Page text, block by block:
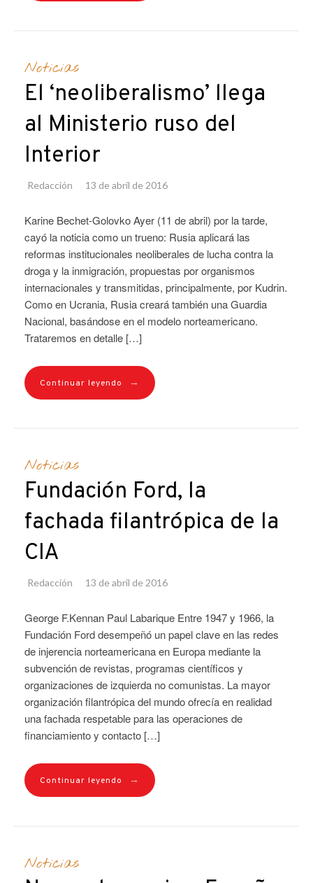
Noticias
El ‘neoliberalismo’ llega
al Ministerio ruso del
Interior
Redacción 13 de abril de 2016
Karine Bechet-Golovko Ayer (11 de abril) por la tarde,
cayó la noticia como un trueno: Rusia aplicará las
reformas institucionales neoliberales de lucha contra la
droga y la inmigración, propuestas por organismos
internacionales y transmitidas, principalmente, por Kudrin.
Como en Ucrania, Rusia creará también una Guardia
Nacional, basándose en el modelo norteamericano.
Trataremos en detalle […]
Continuar leyendo →
Noticias
Fundación Ford, la
fachada filantrópica de la
CIA
Redacción 13 de abril de 2016
George F.Kennan Paul Labarique Entre 1947 y 1966, la
Fundación Ford desempeñó un papel clave en las redes
de injerencia norteamericana en Europa mediante la
subvención de revistas, programas científicos y
organizaciones de izquierda no comunistas. La mayor
organización filantrópica del mundo ofrecía en realidad
una fachada respetable para las operaciones de
financiamiento y contacto […]
Continuar leyendo →
Noticias